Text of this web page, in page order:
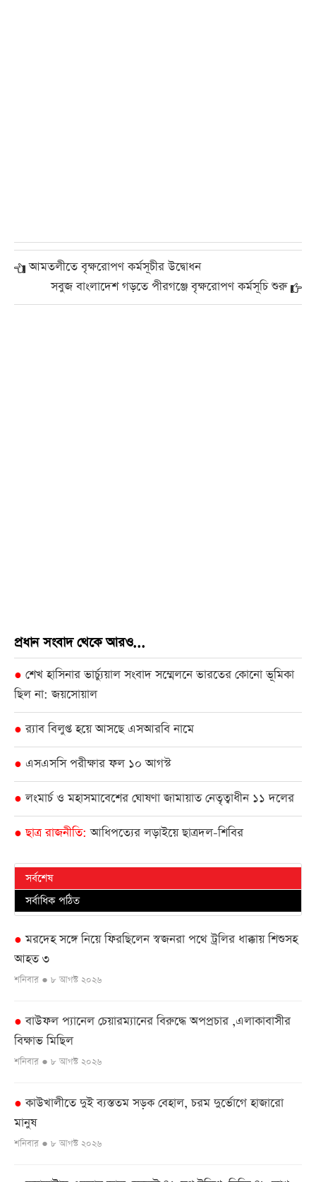
আমতলীতে বৃক্ষরোপণ কর্মসূচীর উদ্বোধন
সবুজ বাংলাদেশ গড়তে পীরগঞ্জে বৃক্ষরোপণ কর্মসূচি শুরু
প্রধান সংবাদ থেকে আরও...
● শেখ হাসিনার ভার্চ্যুয়াল সংবাদ সম্মেলনে ভারতের কোনো ভূমিকা
ছিল না: জয়সোয়াল
● র‌্যাব বিলুপ্ত হয়ে আসছে এসআরবি নামে
● এসএসসি পরীক্ষার ফল ১০ আগস্ট
● লংমার্চ ও মহাসমাবেশের ঘোষণা জামায়াত নেতৃত্বাধীন ১১ দলের
● ছাত্র রাজনীতি আধিপত্যের লড়াইয়ে ছাত্রদল-শিবির
সর্বশেষ
সর্বাধিক পঠিত
● মরদেহ সঙ্গে নিয়ে ফিরছিলেন স্বজনরা পথে ট্রলির ধাক্কায় শিশুসহ
আহত ৩
শনিবার ● ৮ আগস্ট ২০২৬
● বাউফল প্যানেল চেয়ারম্যানের বিরুদ্ধে অপপ্রচার ,এলাকাবাসীর
বিক্ষাভ মিছিল
শনিবার ● ৮ আগস্ট ২০২৬
● কাউখালীতে দুই ব্যস্ততম সড়ক বেহাল, চরম দুর্ভোগে হাজারো
মানুষ
শনিবার ● ৮ আগস্ট ২০২৬